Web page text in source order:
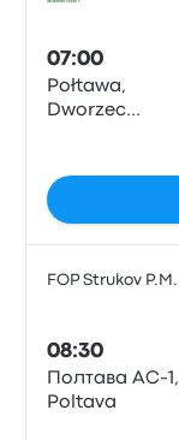
07:00
Połtawa,
Dworzec
7, Poltava
FOP Strukov P.M.
08:30
Полтава АС-1,
Poltava